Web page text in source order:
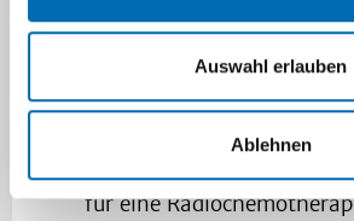
Auswahl erlauben
Ablehnen
Einblicke in die stationäre
radioonkologischer
Patienten. Die
Patientenaufnahme und -
für eine